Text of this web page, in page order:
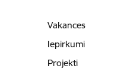
Vakances
Iepirkumi
Projekti